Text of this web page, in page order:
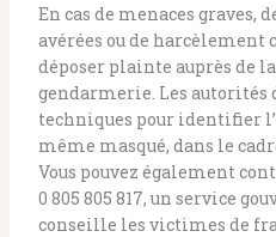
En cas de menaces graves,
avérées ou de harcèlement
déposer plainte auprès de
gendarmerie. Les autorités
techniques pour identifier
même masqué, dans le
Vous pouvez également
0 805 805 817, un service
conseille les victimes de